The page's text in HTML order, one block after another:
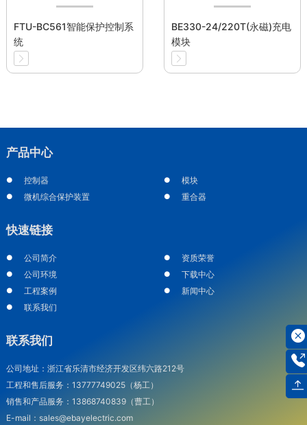
FTU-BC561智能保护控制系
统
BE330-24/220T(永磁)充电
模块
产品中心
控制器
模块
微机综合保护装置
重合器
快速链接
公司简介
资质荣誉
公司环境
下载中心
工程案例
新闻中心
联系我们
联系我们
公司地址：浙江省乐清市经济开发区纬六路212号
工程和售后服务：13777749025（杨工）
销售和产品服务：13868740839（曹工）
E-mail：sales@ebayelectric.com